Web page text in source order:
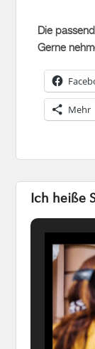
Die
Gerne
Mehr
Ich heiße